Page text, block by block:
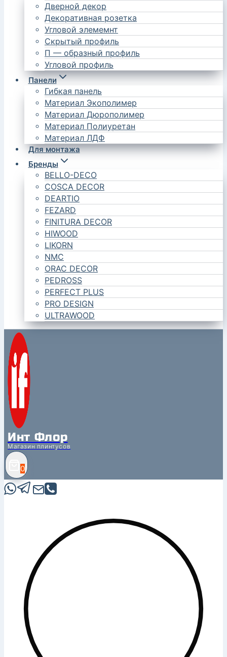
Дверной декор
Декоративная розетка
Угловой элемемнт
Скрытый профиль
П — образный профиль
Угловой профиль
Панели
Гибкая панель
Материал Экополимер
Материал Дюрополимер
Материал Полиуретан
Материал ЛДФ
Для монтажа
Бренды
BELLO-DECO
COSCA DECOR
DEARTIO
FEZARD
FINITURA DECOR
HIWOOD
LIKORN
NMC
ORAC DECOR
PEDROSS
PERFECT PLUS
PRO DESIGN
ULTRAWOOD
Инт Флор
Магазин плинтусов
0